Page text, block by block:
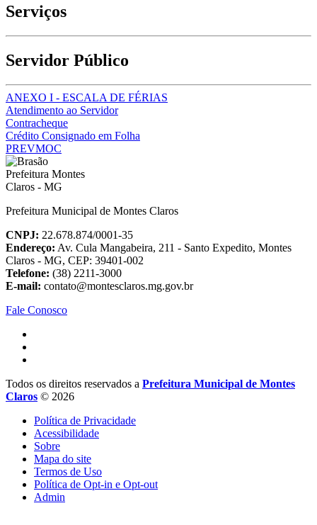
Serviços
Servidor Público
ANEXO I - ESCALA DE FÉRIAS
Atendimento ao Servidor
Contracheque
Crédito Consignado em Folha
PREVMOC
Prefeitura Municipal de Montes Claros
CNPJ: 22.678.874/0001-35
Endereço: Av. Cula Mangabeira, 211 - Santo Expedito, Montes
Claros - MG, CEP: 39401-002
Telefone: (38) 2211-3000
E-mail: contato@montesclaros.mg.gov.br
Fale Conosco
Todos os direitos reservados a Prefeitura Municipal de Montes
Claros © 2026
Política de Privacidade
Acessibilidade
Sobre
Mapa do site
Termos de Uso
Política de Opt-in e Opt-out
Admin